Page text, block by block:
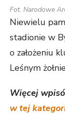
Fot. Narodowe
Niewielu
stadionie w
o założeniu
Leśnym
Więcej
w tej